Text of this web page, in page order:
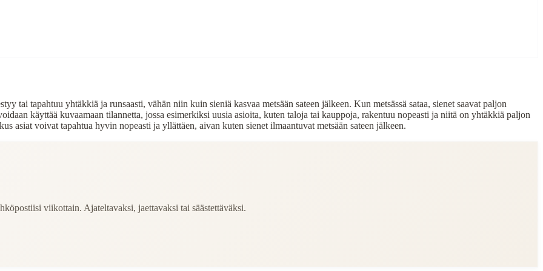
tai tapahtuu yhtäkkiä ja runsaasti, vähän niin kuin sieniä kasvaa metsään sateen jälkeen. Kun metsässä sataa, sienet saavat paljon
käyttää kuvaamaan tilannetta, jossa esimerkiksi uusia asioita, kuten taloja tai kauppoja, rakentuu nopeasti ja niitä on yhtäkkiä paljon
asiat voivat tapahtua hyvin nopeasti ja yllättäen, aivan kuten sienet ilmaantuvat metsään sateen jälkeen.
viikottain. Ajateltavaksi, jaettavaksi tai säästettäväksi.